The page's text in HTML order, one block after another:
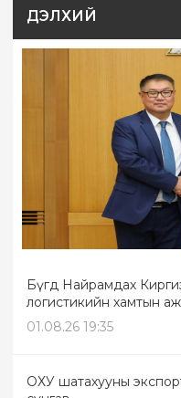
ДЭЛХИЙ
Бүгд Найрамдах
логистикийн хамтын
01.08.26 19:35
ОХУ шатахууны